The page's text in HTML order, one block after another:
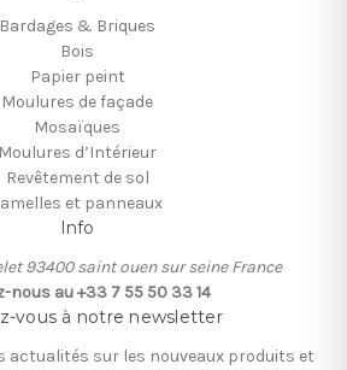
Bardages & Briques
Bois
Papier peint
Moulures de façade
Mosaïques
Moulures d’Intérieur
Revêtement de sol
et panneaux
Info
93400 saint ouen sur seine France
nous au +33 7 55 50 33 14
vous à notre newsletter
actualités sur les nouveaux produits et